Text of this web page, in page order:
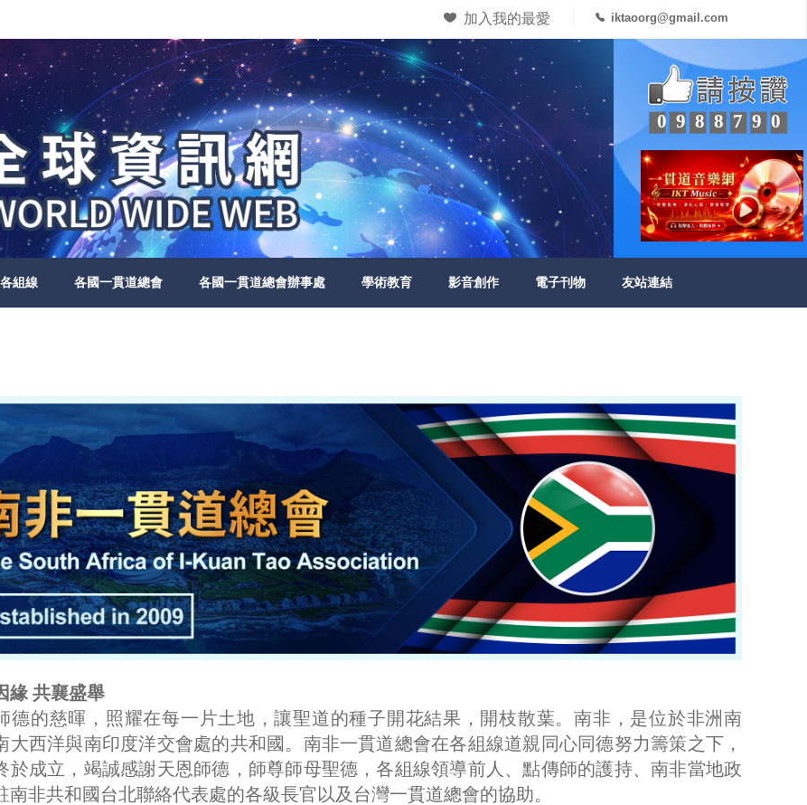
加入我的最愛 iktaoorg@gmail.com
0988790
組線 各國一貫道總會 各國一貫道總會辦事處 學術教育 影音創作 電子刊物 友站連結
緣 共襄盛舉
德的慈暉，照耀在每一片土地，讓聖道的種子開花結果，開枝散葉。南非，是位於非洲南
大西洋與南印度洋交會處的共和國。南非一貫道總會在各組線道親同心同德努力籌策之下，
於成立，竭誠感謝天恩師德，師尊師母聖德，各組線領導前人、點傳師的護持、南非當地政
南非共和國台北聯絡代表處的各級長官以及台灣一貫道總會的協助。